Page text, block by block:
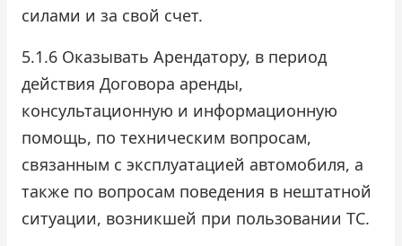
силами и за свой счет.
5.1.6 Оказывать Арендатору, в период
действия Договора аренды,
консультационную и информационную
помощь, по техническим вопросам,
связанным с эксплуатацией автомобиля, а
также по вопросам поведения в нештатной
ситуации, возникшей при пользовании ТС.